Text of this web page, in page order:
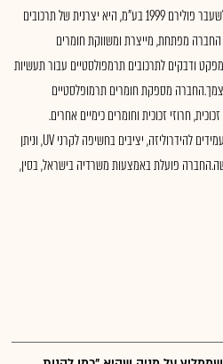
רם-און השקעות והחזקות (1999) בע"מ, לשעבר פולירם 1999 בע"מ, היא יצרנית של תרכובים
מפתחת, מייצרת ומשווקת חומרים
ודבקים לתרכובים תרמפולסטיים עבור תעשיות
מספקת חומרים תרמופלסטיים
חרוזי זכוכית וחומרים כימיים אחרים.
התרכובים עמידים לבעירה, יציבים בחום, עמידים להידרוליזה, יציבים בחשיפה לקרני UV, וניתן
פועלת באמצעות משרדיה בישראל, בסין,